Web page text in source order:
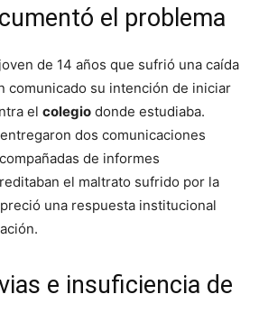
el problema
de 14 años que sufrió una caída
comunicado su intención de iniciar
el colegio donde estudiaba.
dos comunicaciones
de informes
el maltrato sufrido por la
una respuesta institucional
e insuficiencia de